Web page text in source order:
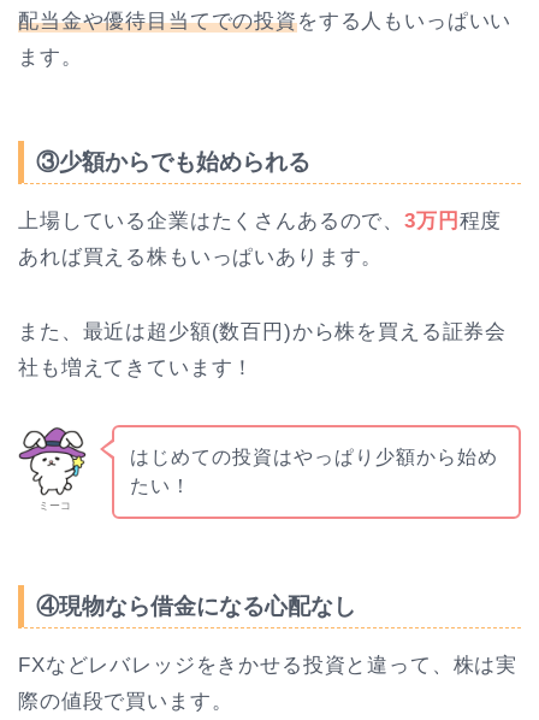
配当金や優待目当てでの投資をする人もいっぱいい
ます。
③少額からでも始められる
上場している企業はたくさんあるので、3万円 程度
あれば買える株もいっぱいあります。
また、最近は超少額(数百円)から株を買える証券会
社も増えてきています！
ミーコ
はじめての投資はやっぱり少額から始め
たい！
④現物なら借金になる心配なし
FXなどレバレッジをきかせる投資と違って、株は実
際の値段で買います。